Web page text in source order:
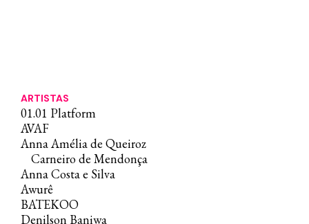
ARTISTAS
01.01 Platform
AVAF
Anna Amélia de Queiroz
Carneiro de Mendonça
Anna Costa e Silva
Awurê
BATEKOO
Denilson Baniwa
liberdade. Se você está aqui, você faz parte
desta luta para criarmos juntxs um lugar de
arte, acolhimento e criação, comprometido
com uma educação libertadora. Sua
amizade, colaboração e engajamento,
afetuosamente constituídos nesses últimos
4 anos, são nosso maior bem!